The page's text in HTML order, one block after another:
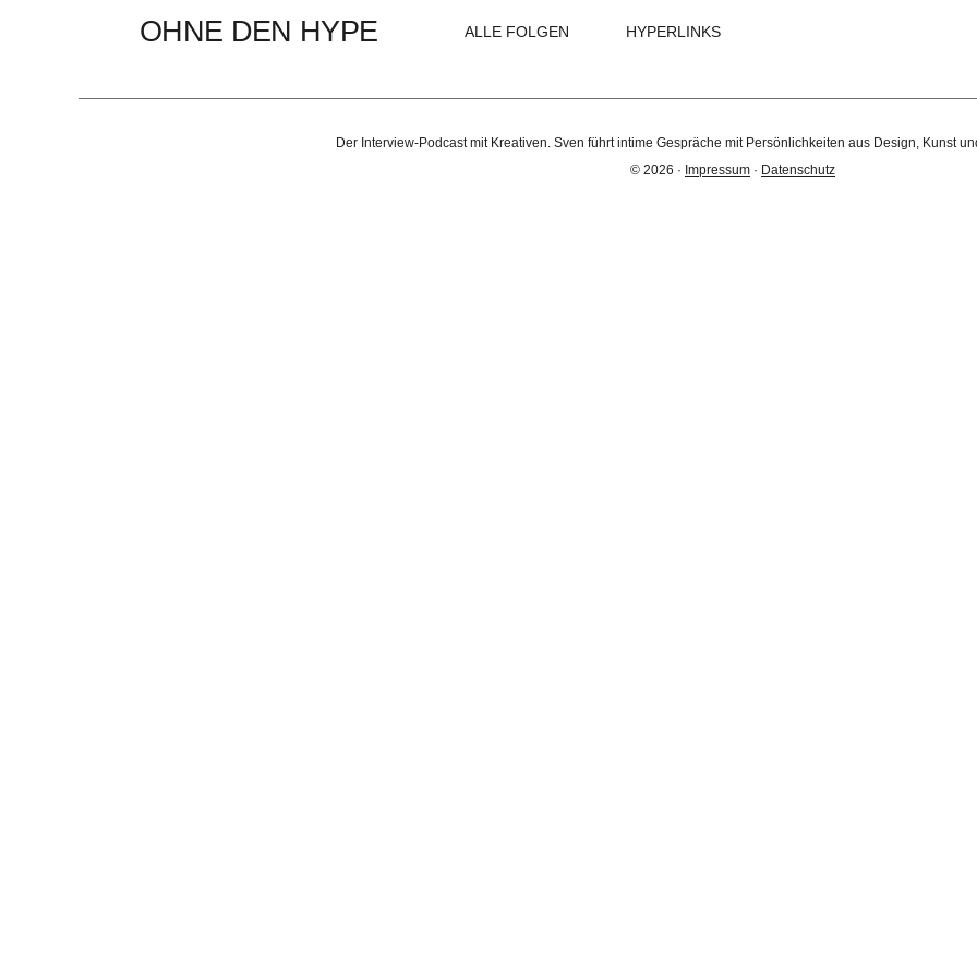
OHNE DEN HYPE ALLE FOLGEN HYPERLINKS
Der Interview-Podcast mit Kreativen. Sven führt intime Gespräche mit Persönlichkeiten aus Design, Kunst
© 2026 · Impressum · Datenschutz